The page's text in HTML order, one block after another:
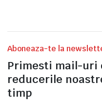
Aboneaza-te la
Primesti mail-uri
reducerile
timp